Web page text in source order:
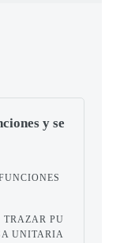
y se
PU
UNITARIA